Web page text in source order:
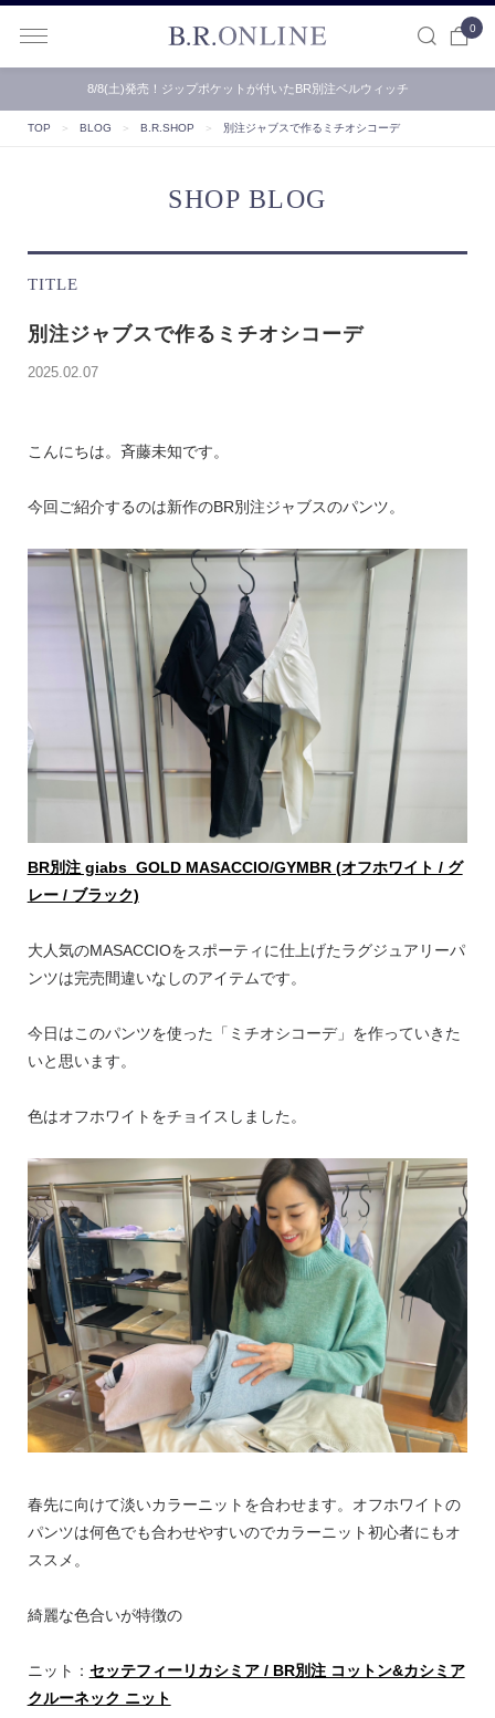
0
8/8(土)発売！ジップポケットが付いたBR別注ベルウィッチ
TOP ＞ BLOG ＞ B.R.SHOP ＞ 別注ジャブスで作るミチオシコーデ
SHOP BLOG
TITLE
別注ジャブスで作るミチオシコーデ
2025.02.07
こんにちは。斉藤未知です。
今回ご紹介するのは新作のBR別注ジャブスのパンツ。
BR別注 giabs_GOLD MASACCIO/GYMBR (オフホワイト / グ
レー / ブラック)
大人気のMASACCIOをスポーティに仕上げたラグジュアリーパ
ンツは完売間違いなしのアイテムです。
今日はこのパンツを使った「ミチオシコーデ」を作っていきた
いと思います。
色はオフホワイトをチョイスしました。
春先に向けて淡いカラーニットを合わせます。オフホワイトの
パンツは何色でも合わせやすいのでカラーニット初心者にもオ
ススメ。
綺麗な色合いが特徴の
ニット： セッテフィーリカシミア / BR別注 コットン&カシミア
クルーネック ニット